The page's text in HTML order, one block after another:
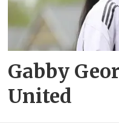
Gabby
United